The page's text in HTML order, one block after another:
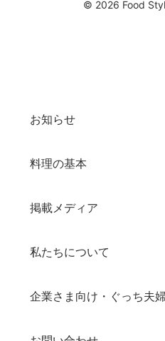
© 2026 Food
お知らせ
料理の基本
掲載メディア
私たちについて
企業さま向け・ぐっち夫